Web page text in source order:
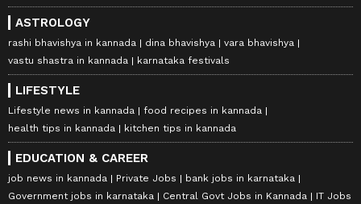
ASTROLOGY
rashi bhavishya in kannada dina bhavishya
vara bhavishya
vastu shastra in kannada
karnataka festivals
LIFESTYLE
Lifestyle news in kannada
food recipes in kannada
health tips in kannada
kitchen tips in kannada
EDUCATION & CAREER
job news in kannada Private Jobs
bank jobs in karnataka
Government jobs in karnataka
Central Govt Jobs in Kannada IT Jobs